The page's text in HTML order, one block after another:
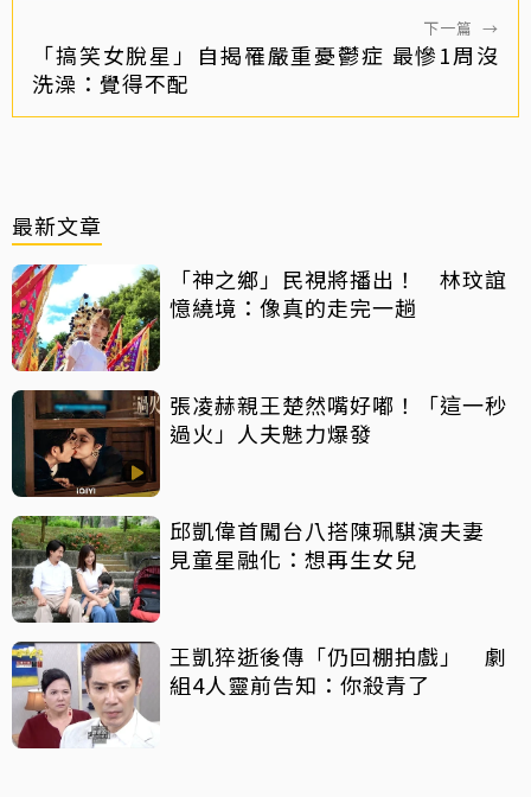
下一篇 →
「搞笑女脫星」自揭罹嚴重憂鬱症 最慘1周沒
洗澡：覺得不配
最新文章
「神之鄉」民視將播出！ 林玟誼
憶繞境：像真的走完一趟
張凌赫親王楚然嘴好嘟！「這一秒
過火」人夫魅力爆發
邱凱偉首闖台八搭陳珮騏演夫妻
見童星融化：想再生女兒
王凱猝逝後傳「仍回棚拍戲」 劇
組4人靈前告知：你殺青了